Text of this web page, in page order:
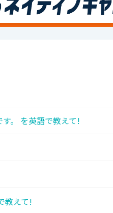
。 を英語で教えて!
教えて!